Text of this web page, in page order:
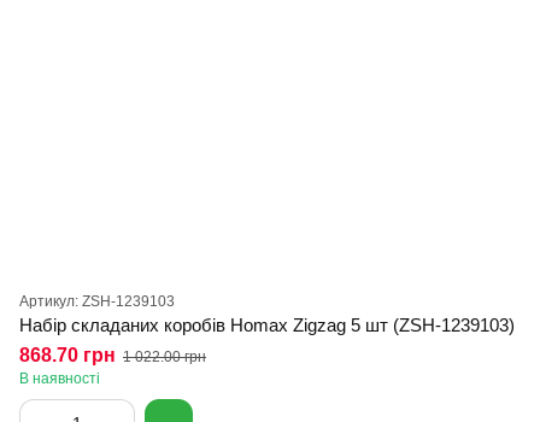
Артикул: ZSH-1239103
Набір складаних коробів Homax Zigzag 5 шт (ZSH-1239103)
868.70 грн 1 022.00 грн
В наявності